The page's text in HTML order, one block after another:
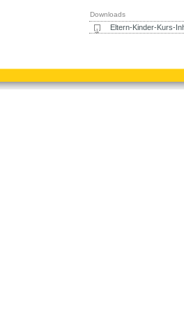
Downloads
Eltern-Kinder-Kurs-